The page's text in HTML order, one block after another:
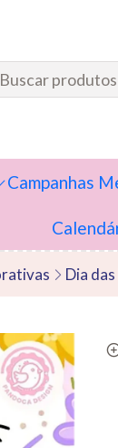
Campanhas
Dia